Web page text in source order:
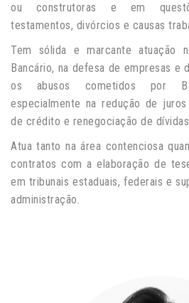
ou construtoras e em
testamentos, divórcios e causas
Tem sólida e marcante atuação
Bancário, na defesa de empresas e
os abusos cometidos por
especialmente na redução de
de crédito e renegociação de
Atua tanto na área contenciosa
contratos com a elaboração de
em tribunais estaduais, federais e
administração.